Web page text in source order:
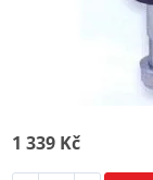
1 339 Kč